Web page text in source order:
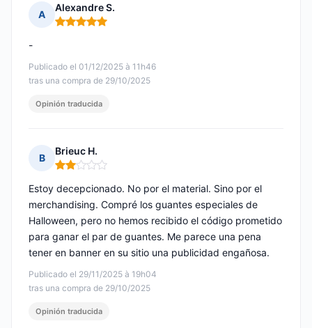
A
Alexandre S.
Nota: 5 de 5
Publicado el 01/12/2025 à 11h46
tras una compra de 29/10/2025
-
Opinión traducida
B
Brieuc H.
Nota: 2 de 5
Publicado el 29/11/2025 à 19h04
tras una compra de 29/10/2025
Estoy decepcionado. No por el material. Sino por el
merchandising. Compré los guantes especiales de
Halloween, pero no hemos recibido el código prometido
para ganar el par de guantes. Me parece una pena
tener en banner en su sitio una publicidad engañosa.
Opinión traducida